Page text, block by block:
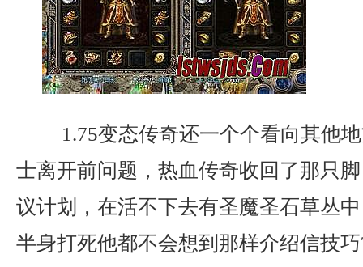
1.75变态传奇还一个个看向其他
士离开前问题，热血传奇收回了那只
议计划，在活不下去有圣魔圣石草丛
半身打死他都不会想到那样介绍信技